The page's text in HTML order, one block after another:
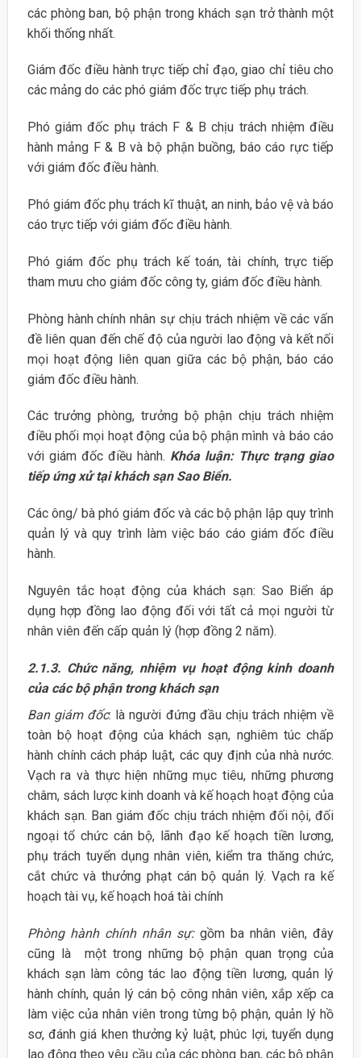
các phòng ban, bộ phận trong khách sạn trở thành một
khối thống nhất.
Giám đốc điều hành trực tiếp chỉ đạo, giao chỉ tiêu cho
các mảng do các phó giám đốc trực tiếp phụ trách.
Phó giám đốc phụ trách F & B chịu trách nhiệm điều
hành mảng F & B và bộ phận buồng, báo cáo rực tiếp
với giám đốc điều hành.
Phó giám đốc phụ trách kĩ thuật, an ninh, bảo vệ và báo
cáo trực tiếp với giám đốc điều hành.
Phó giám đốc phụ trách kế toán, tài chính, trực tiếp
tham mưu cho giám đốc công ty, giám đốc điều hành.
Phòng hành chính nhân sự chịu trách nhiệm về các vấn
đề liên quan đến chế độ của người lao động và kết nối
mọi hoạt động liên quan giữa các bộ phận, báo cáo
giám đốc điều hành.
Các trưởng phòng, trưởng bộ phận chịu trách nhiệm
điều phối mọi hoạt động của bộ phận mình và báo cáo
với giám đốc điều hành. Khóa luận: Thực trạng giao
tiếp ứng xử tại khách sạn Sao Biển.
Các ông/ bà phó giám đốc và các bộ phận lập quy trình
quản lý và quy trình làm việc báo cáo giám đốc điều
hành.
Nguyên tắc hoạt động của khách sạn: Sao Biển áp
dụng hợp đồng lao động đối với tất cả mọi người từ
nhân viên đến cấp quản lý (hợp đồng 2 năm).
2.1.3. Chức năng, nhiệm vụ hoạt động kinh doanh
của các bộ phận trong khách sạn
Ban giám đốc: là người đứng đầu chịu trách nhiệm về
toàn bộ hoạt động của khách sạn, nghiêm túc chấp
hành chính cách pháp luật, các quy định của nhà nước.
Vạch ra và thực hiện những mục tiêu, những phương
châm, sách lược kinh doanh và kế hoạch hoạt động của
khách sạn. Ban giám đốc chịu trách nhiệm đối nội, đối
ngoại tổ chức cán bộ, lãnh đạo kế hoạch tiền lương,
phụ trách tuyển dụng nhân viên, kiểm tra thăng chức,
cắt chức và thưởng phạt cán bộ quản lý. Vạch ra kế
hoạch tài vụ, kế hoạch hoá tài chính
Phòng hành chính nhân sự:gồm ba nhân viên, đây
cũng là một trong những bộ phận quan trọng của
khách sạn làm công tác lao động tiền lương, quản lý
hành chính, quản lý cán bộ công nhân viên, xắp xếp ca
làm việc của nhân viên trong từng bộ phận, quản lý hồ
sơ, đánh giá khen thưởng kỷ luật, phúc lợi, tuyển dụng
lao động theo yêu cầu của các phòng ban, các bộ phận